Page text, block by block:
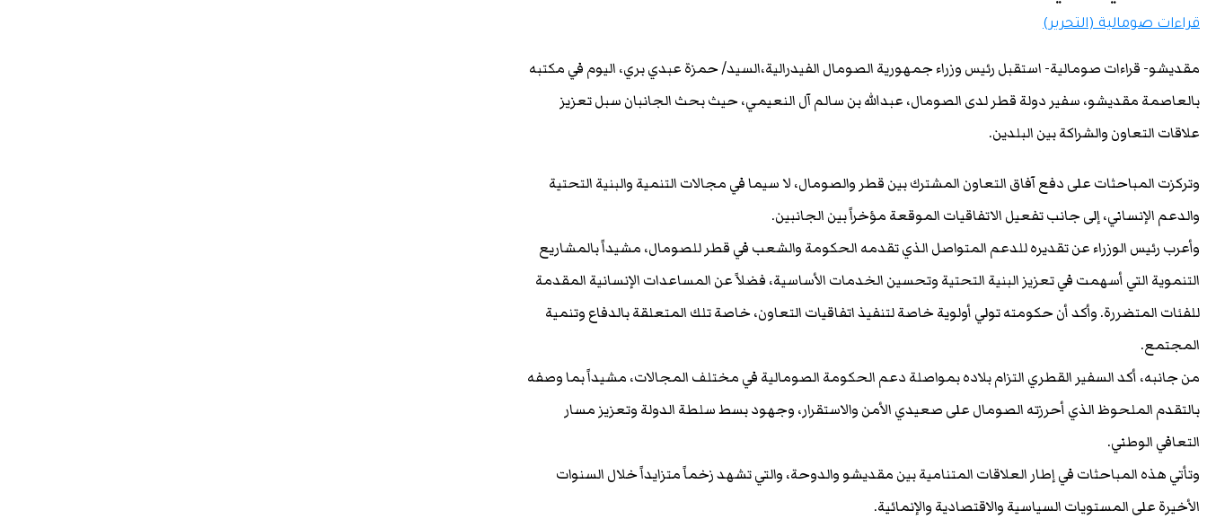
قراءات صومالية (التحرير)
مقديشو- قراءات صومالية- استقبل رئيس وزراء جمهورية الصومال الفيدرالية،السيد/ حمزة عبدي بري، اليوم في مكتبه
بالعاصمة مقديشو، سفير دولة قطر لدى الصومال، عبدالله بن سالم آل النعيمي، حيث بحث الجانبان سبل تعزيز
علاقات التعاون والشراكة بين البلدين.
وتركزت المباحثات على دفع آفاق التعاون المشترك بين قطر والصومال، لا سيما في مجالات التنمية والبنية التحتية
والدعم الإنساني، إلى جانب تفعيل الاتفاقيات الموقعة مؤخراً بين الجانبين.
وأعرب رئيس الوزراء عن تقديره للدعم المتواصل الذي تقدمه الحكومة والشعب في قطر للصومال، مشيداً بالمشاريع
التنموية التي أسهمت في تعزيز البنية التحتية وتحسين الخدمات الأساسية، فضلاً عن المساعدات الإنسانية المقدمة
للفئات المتضررة. وأكد أن حكومته تولي أولوية خاصة لتنفيذ اتفاقيات التعاون، خاصة تلك المتعلقة بالدفاع وتنمية
المجتمع.
من جانبه، أكد السفير القطري التزام بلاده بمواصلة دعم الحكومة الصومالية في مختلف المجالات، مشيداً بما وصفه
بالتقدم الملحوظ الذي أحرزته الصومال على صعيدي الأمن والاستقرار، وجهود بسط سلطة الدولة وتعزيز مسار
التعافي الوطني.
وتأتي هذه المباحثات في إطار العلاقات المتنامية بين مقديشو والدوحة، والتي تشهد زخماً متزايداً خلال السنوات
الأخيرة على المستويات السياسية والاقتصادية والإنمائية.